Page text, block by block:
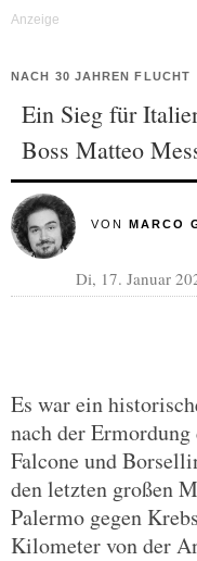
NACH 30 JAHREN FLUCHT
Ein Sieg für
Boss Matteo
VON MARCO
Di, 17. Januar
Es war ein
nach der
Falcone und
den letzten großen
Palermo gegen
Kilometer von der